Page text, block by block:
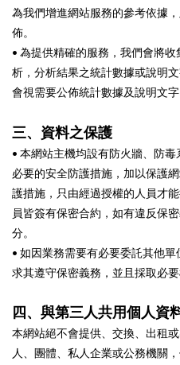
為我們增進網站服務的參考依據
佈。
• 為提供精確的服務，我們會將
析，分析結果之統計數據或說明
會視需要公佈統計數據及說明文
三、資料之保護
• 本網站主機均設有防火牆、防
必要的安全防護措施，加以保護
護措施，只由經過授權的人員才
員皆簽有保密合約，如有違反保
分。
• 如因業務需要有必要委託其他
求其遵守保密義務，並且採取必
四、與第三人共用個人資
本網站絕不會提供、交換、出租
人、團體、私人企業或公務機關